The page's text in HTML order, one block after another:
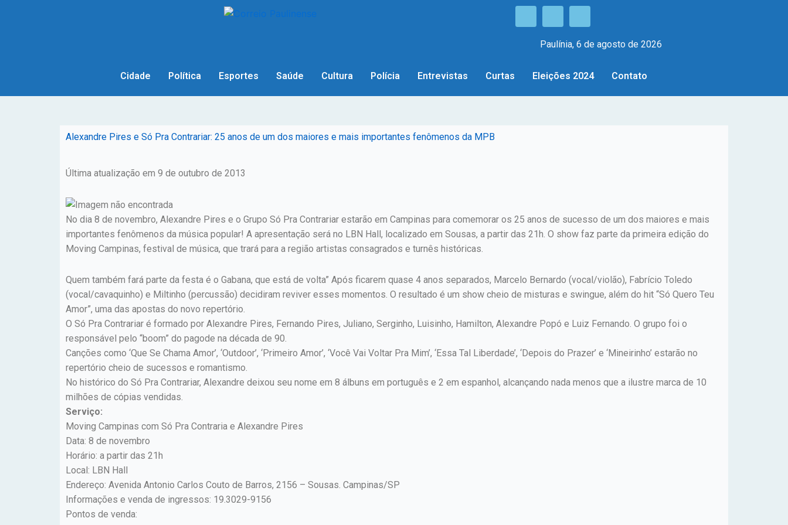
Paulínia, 6 de agosto de 2026
Cidade Política Esportes Saúde Cultura Polícia Entrevistas Curtas Eleições 2024 Contato
Alexandre Pires e Só Pra Contrariar: 25 anos de um dos maiores e mais importantes fenômenos da MPB
Última atualização em 9 de outubro de 2013
No dia 8 de novembro, Alexandre Pires e o Grupo Só Pra Contrariar estarão em Campinas para comemorar os 25 anos de sucesso de um dos maiores e mais
importantes fenômenos da música popular! A apresentação será no LBN Hall, localizado em Sousas, a partir das 21h. O show faz parte da primeira edição do
Moving Campinas, festival de música, que trará para a região artistas consagrados e turnês históricas.
Quem também fará parte da festa é o Gabana, que está de volta” Após ficarem quase 4 anos separados, Marcelo Bernardo (vocal/violão), Fabrício Toledo
(vocal/cavaquinho) e Miltinho (percussão) decidiram reviver esses momentos. O resultado é um show cheio de misturas e swingue, além do hit “Só Quero Teu
Amor”, uma das apostas do novo repertório.
O Só Pra Contrariar é formado por Alexandre Pires, Fernando Pires, Juliano, Serginho, Luisinho, Hamilton, Alexandre Popó e Luiz Fernando. O grupo foi o
responsável pelo “boom” do pagode na década de 90.
Canções como ‘Que Se Chama Amor’, ‘Outdoor’, ‘Primeiro Amor’, ‘Você Vai Voltar Pra Mim’, ‘Essa Tal Liberdade’, ‘Depois do Prazer’ e ‘Mineirinho’ estarão no
repertório cheio de sucessos e romantismo.
No histórico do Só Pra Contrariar, Alexandre deixou seu nome em 8 álbuns em português e 2 em espanhol, alcançando nada menos que a ilustre marca de 10
milhões de cópias vendidas.
Serviço:
Moving Campinas com Só Pra Contraria e Alexandre Pires
Data: 8 de novembro
Horário: a partir das 21h
Local: LBN Hall
Endereço: Avenida Antonio Carlos Couto de Barros, 2156 – Sousas. Campinas/SP
Informações e venda de ingressos: 19.3029-9156
Pontos de venda: